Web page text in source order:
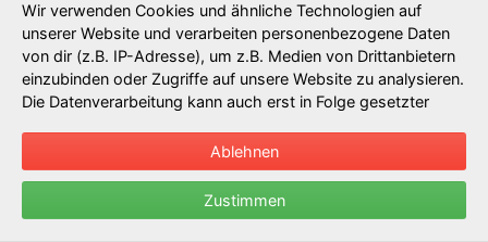
Wir verwenden Cookies und ähnliche Technologien auf
unserer Website und verarbeiten personenbezogene Daten
von dir (z.B. IP-Adresse), um z.B. Medien von Drittanbietern
einzubinden oder Zugriffe auf unsere Website zu analysieren.
Die Datenverarbeitung kann auch erst in Folge gesetzter
in den Privatsphäre-Einstellungen benennen.
Infos...
Ablehnen
Zustimmen
XH
Xhosa
Xhosa
YI
Yiddish
Jiddisch
YO
Yoruba
Joruba
ZA
Zhuang
Zhuang
ZH
Chinese
Chinesisch
ZU
Zulu Zulu